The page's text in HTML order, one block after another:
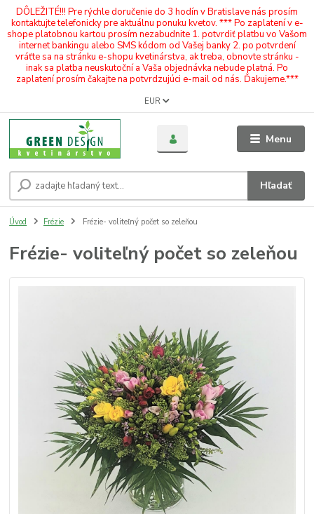
DÔLEŽITÉ!!! Pre rýchle doručenie do 3 hodín v Bratislave nás prosím
kontaktujte telefonicky pre aktuálnu ponuku kvetov. *** Po zaplatení v e-
shope platobnou kartou prosím nezabudnite 1. potvrdiť platbu vo Vašom
internet bankingu alebo SMS kódom od Vašej banky 2. po potvrdení
vráťte sa na stránku e-shopu kvetinárstva, ak treba, obnovte stránku -
inak sa platba neuskutoční a Vaša objednávka nebude platná. Po
zaplatení prosím čakajte na potvrdzujúci e-mail od nás. Ďakujeme.***
Menu
EUR
Hľadať
Úvod Frézie Frézie- voliteľný počet so zeleňou
Frézie- voliteľný počet so zeleňou